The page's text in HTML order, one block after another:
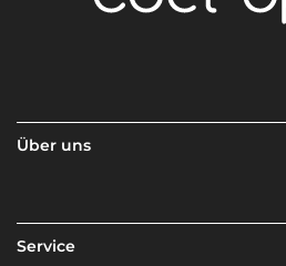
Über uns
Service